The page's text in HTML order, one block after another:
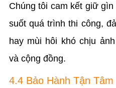
Chúng tôi cam kết giữ
suốt quá trình thi công,
hay mùi hôi khó chịu
và cộng đồng.
4.4 Bảo Hành Tận Tâm